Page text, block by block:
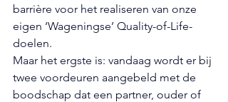
barrière voor het realiseren van onze
eigen ‘Wageningse’ Quality-of-Life-
doelen.
Maar het ergste is: vandaag wordt er bij
twee voordeuren aangebeld met de
boodschap dat een partner, ouder of